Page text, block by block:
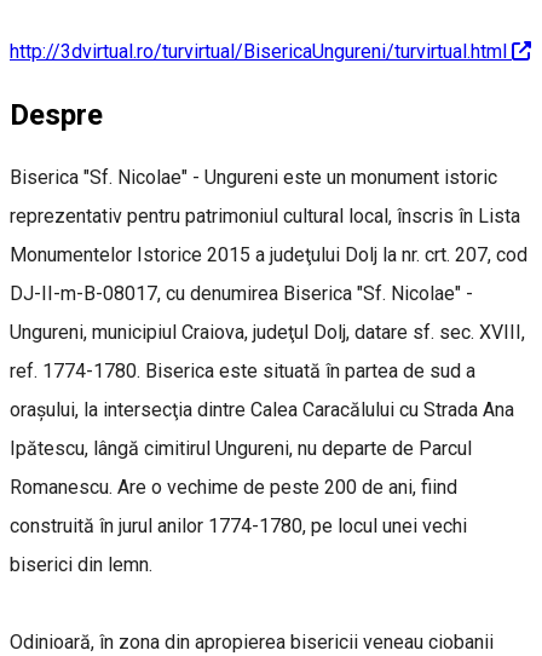
http://3dvirtual.ro/turvirtual/BisericaUngureni/turvirtual.html
Despre
Biserica "Sf. Nicolae" - Ungureni este un monument istoric
reprezentativ pentru patrimoniul cultural local, înscris în Lista
Monumentelor Istorice 2015 a judeţului Dolj la nr. crt. 207, cod
DJ-II-m-B-08017, cu denumirea Biserica "Sf. Nicolae" -
Ungureni, municipiul Craiova, judeţul Dolj, datare sf. sec. XVIII,
ref. 1774-1780. Biserica este situată în partea de sud a
oraşului, la intersecţia dintre Calea Caracălului cu Strada Ana
Ipătescu, lângă cimitirul Ungureni, nu departe de Parcul
Romanescu. Are o vechime de peste 200 de ani, fiind
construită în jurul anilor 1774-1780, pe locul unei vechi
biserici din lemn.
Odinioară, în zona din apropierea bisericii veneau ciobanii